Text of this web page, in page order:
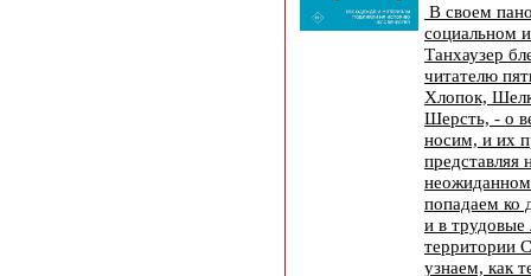
В своем
социальном
Танхаузер
читателю
Хлопок,
Шерсть, - о
носим, и их
представляя
попадаем ко
и в трудовые
территории
узнаем, как